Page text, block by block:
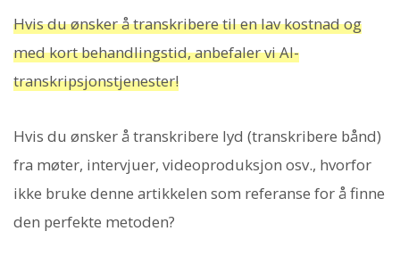
Hvis du ønsker å transkribere til en lav kostnad og
med kort behandlingstid, anbefaler vi AI-
transkripsjonstjenester!
Hvis du ønsker å transkribere lyd (transkribere bånd)
fra møter, intervjuer, videoproduksjon osv., hvorfor
ikke bruke denne artikkelen som referanse for å finne
den perfekte metoden?